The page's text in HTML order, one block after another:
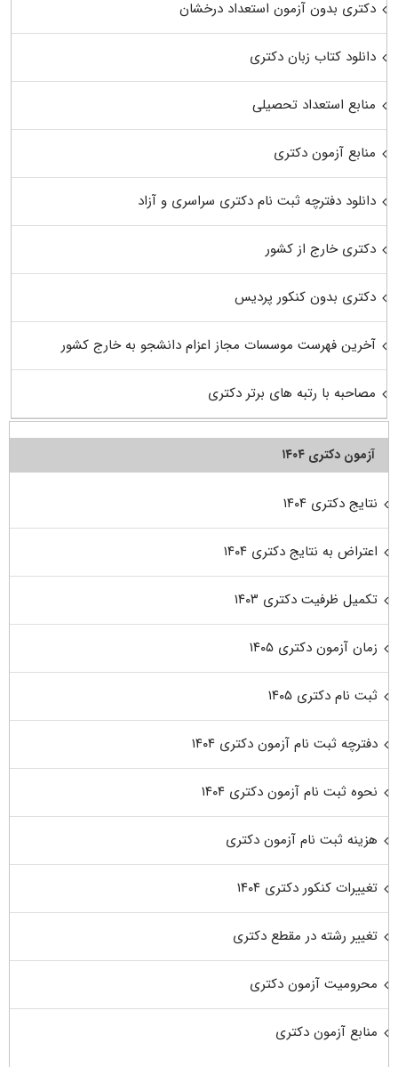
دکتری بدون آزمون استعداد درخشان
دانلود کتاب زبان دکتری
منابع استعداد تحصیلی
منابع آزمون دکتری
دانلود دفترچه ثبت نام دکتری سراسری و آزاد
دکتری خارج از کشور
دکتری بدون کنکور پردیس
آخرین فهرست موسسات مجاز اعزام دانشجو به خارج کشور
مصاحبه با رتبه های برتر دکتری
آزمون دکتری ۱۴۰۴
نتایج دکتری ۱۴۰۴
اعتراض به نتایج دکتری ۱۴۰۴
تکمیل ظرفیت دکتری ۱۴۰۳
زمان آزمون دکتری ۱۴۰۵
ثبت نام دکتری ۱۴۰۵
دفترچه ثبت نام آزمون دکتری ۱۴۰۴
نحوه ثبت نام آزمون دکتری ۱۴۰۴
هزینه ثبت نام آزمون دکتری
تغییرات کنکور دکتری ۱۴۰۴
تغییر رشته در مقطع دکتری
محرومیت آزمون دکتری
منابع آزمون دکتری